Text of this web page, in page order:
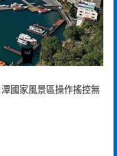
國家風景區操作搖控無